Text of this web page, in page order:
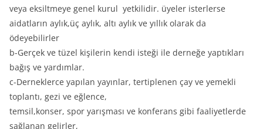
veya eksiltmeye genel kurul yetkilidir. üyeler isterlerse
aidatların aylık,üç aylık, altı aylık ve yıllık olarak da
ödeyebilirler
b-Gerçek ve tüzel kişilerin kendi isteği ile derneğe yaptıkları
bağış ve yardımlar.
c-Derneklerce yapılan yayınlar, tertiplenen çay ve yemekli
toplantı, gezi ve eğlence,
temsil,konser, spor yarışması ve konferans gibi faaliyetlerde
sağlanan gelirler,